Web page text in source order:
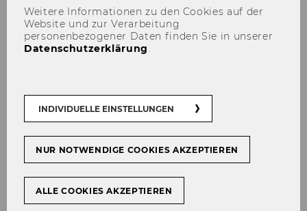
Weitere Informationen zu den Cookies auf der
Website und zur Verarbeitung
personenbezogener Daten finden Sie in unserer
Datenschutzerklärung.
INDIVIDUELLE EINSTELLUNGEN
NUR NOTWENDIGE COOKIES AKZEPTIEREN
ALLE COOKIES AKZEPTIEREN